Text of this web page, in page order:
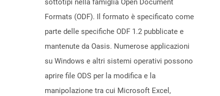
sottotipi nella famiglia Open Document
Formats (ODF). Il formato è specificato come
parte delle specifiche ODF 1.2 pubblicate e
mantenute da Oasis. Numerose applicazioni
su Windows e altri sistemi operativi possono
aprire file ODS per la modifica e la
manipolazione tra cui Microsoft Excel,